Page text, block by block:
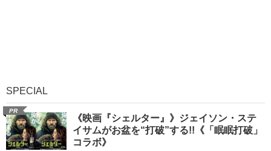
SPECIAL
PR
《映画『シェルター』》ジェイソン・ステ
イサムがお盆を“打破”する!!《「眠眠打破」
コラボ》